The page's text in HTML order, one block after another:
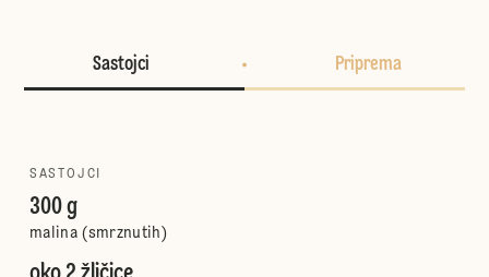
Sastojci Priprema
SASTOJCI
300 g
malina (smrznutih)